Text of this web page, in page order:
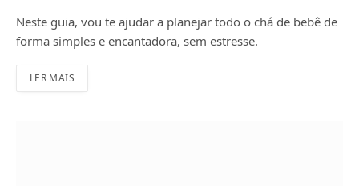
Neste guia, vou te ajudar a planejar todo o chá de bebê de
forma simples e encantadora, sem estresse.
LER MAIS